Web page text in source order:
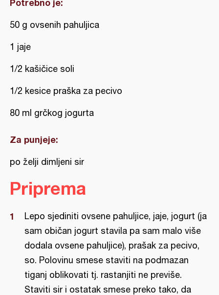
Potrebno je:
50 g ovsenih pahuljica
1 jaje
1/2 kašičice soli
1/2 kesice praška za pecivo
80 ml grčkog jogurta
Za punjeje:
po želji dimljeni sir
Priprema
Lepo sjediniti ovsene pahuljice, jaje, jogurt (ja
sam običan jogurt stavila pa sam malo više
dodala ovsene pahuljice), prašak za pecivo,
so. Polovinu smese staviti na podmazan
tiganj oblikovati tj. rastanjiti ne previše.
Staviti sir i ostatak smese preko tako, da